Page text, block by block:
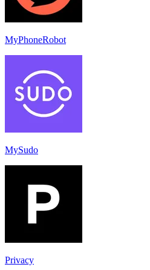
MyPhoneRobot
MySudo
Privacy